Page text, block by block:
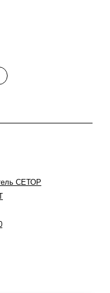
СЕТОР